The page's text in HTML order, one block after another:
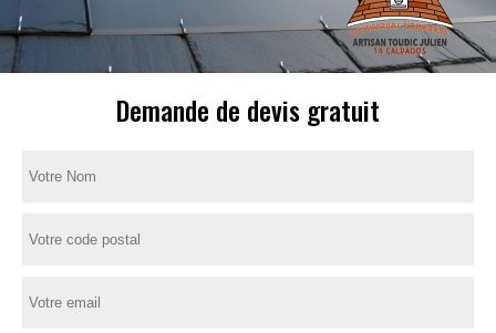
Demande de devis gratuit